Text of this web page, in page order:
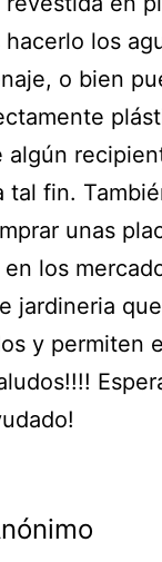
hacerlo los
o bien
algún
tal fin.
unas
los
jardineria
y permiten